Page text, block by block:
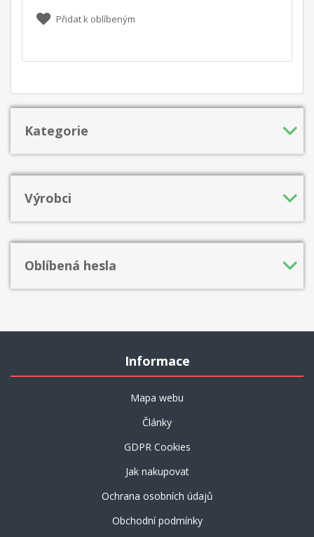
Přidat k oblíbeným
Kategorie
Výrobci
Oblíbená hesla
Informace
Mapa webu
Články
GDPR Cookies
Jak nakupovat
Ochrana osobních údajů
Obchodní podmínky